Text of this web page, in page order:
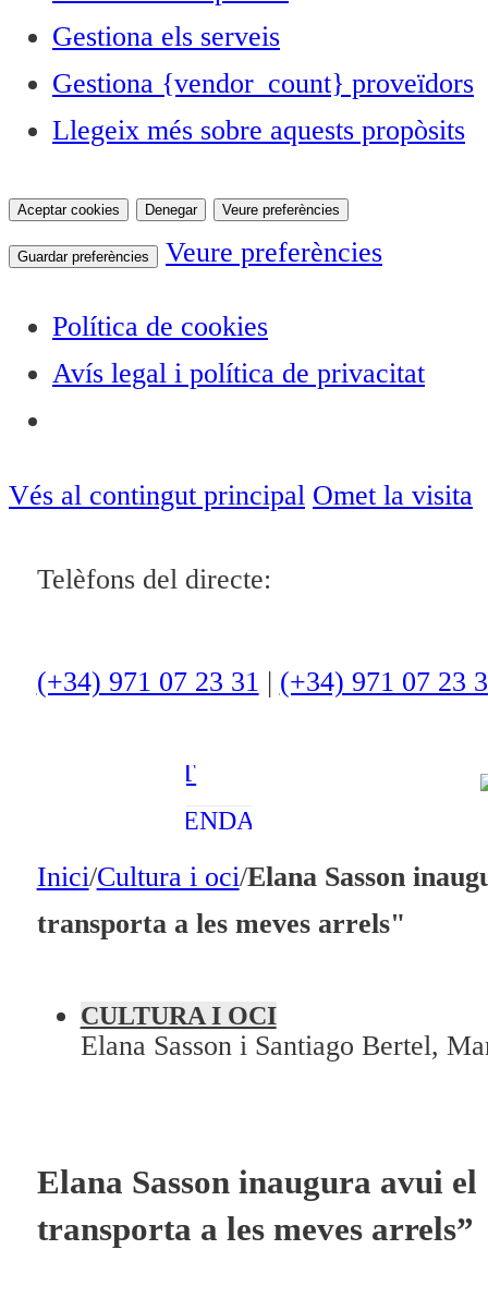
Gestiona els serveis
Gestiona {vendor_count} proveïdors
Llegeix més sobre aquests propòsits
Aceptar cookies Denegar Veure preferències
Guardar preferències Veure preferències
Política de cookies
Avís legal i política de privacitat
Vés al contingut principal Omet la visita
Telèfons del directe:
(+34) 971 07 23 31 | (+34) 971 07 23
ACTUALITAT
OCI
ENTREVISTES
AMBIENT
AGENDA
En directe
A la Carta
Qui som?
Fes-te'n soci!
Inici/Cultura i oci/Elana Sasson
transporta a les meves arrels"
Elana Sasson i Santiago Bertel,
CULTURA I OCI
Elana Sasson inaugura avui el
transporta a les meves arrels”